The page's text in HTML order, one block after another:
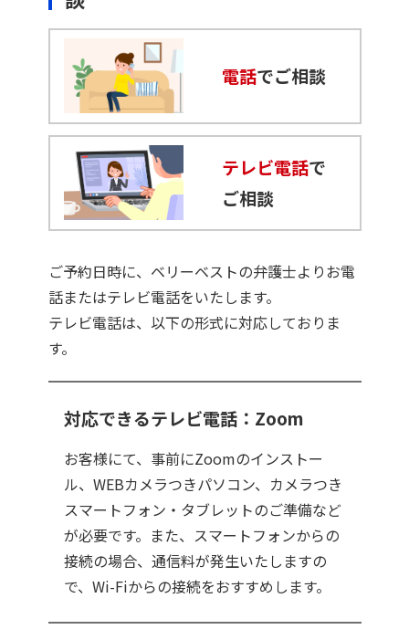
電話でご相談
テレビ電話で
ご相談
ご予約日時に、ベリーベストの弁護士よりお電
話またはテレビ電話をいたします。
テレビ電話は、以下の形式に対応しておりま
す。
対応できるテレビ電話：Zoom
お客様にて、事前にZoomのインストー
ル、WEBカメラつきパソコン、カメラつき
スマートフォン・タブレットのご準備など
が必要です。また、スマートフォンからの
接続の場合、通信料が発生いたしますの
で、Wi-Fiからの接続をおすすめします。